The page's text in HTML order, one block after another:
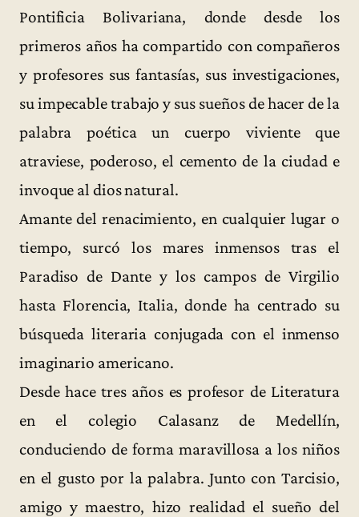
Pontificia Bolivariana, donde desde los
primeros años ha compartido con compañeros
y profesores sus fantasías, sus investigaciones,
su impecable trabajo y sus sueños de hacer de la
palabra poética un cuerpo viviente que
atraviese, poderoso, el cemento de la ciudad e
invoque al dios natural.
Amante del renacimiento, en cualquier lugar o
tiempo, surcó los mares inmensos tras el
Paradiso de Dante y los campos de Virgilio
hasta Florencia, Italia, donde ha centrado su
búsqueda literaria conjugada con el inmenso
imaginario americano.
Desde hace tres años es profesor de Literatura
en el colegio Calasanz de Medellín,
conduciendo de forma maravillosa a los niños
en el gusto por la palabra. Junto con Tarcisio,
amigo y maestro, hizo realidad el sueño del